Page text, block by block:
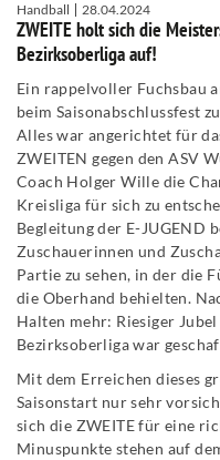
Handball 28.04.2024
ZWEITE holt sich die
Bezirksoberliga auf!
Ein rappelvoller Fuchsbau
beim Saisonabschlussfest
Alles war angerichtet für
ZWEITEN gegen den ASV
Coach Holger Wille die
Kreisliga für sich zu
Begleitung der E-JUGEND
Zuschauerinnen und
Partie zu sehen, in der die
die Oberhand behielten.
Halten mehr: Riesiger
Bezirksoberliga war
Mit dem Erreichen dieses
Saisonstart nur sehr
sich die ZWEITE für eine
Minuspunkte stehen auf